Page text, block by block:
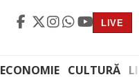
LIVE
ECONOMIE CULTURĂ